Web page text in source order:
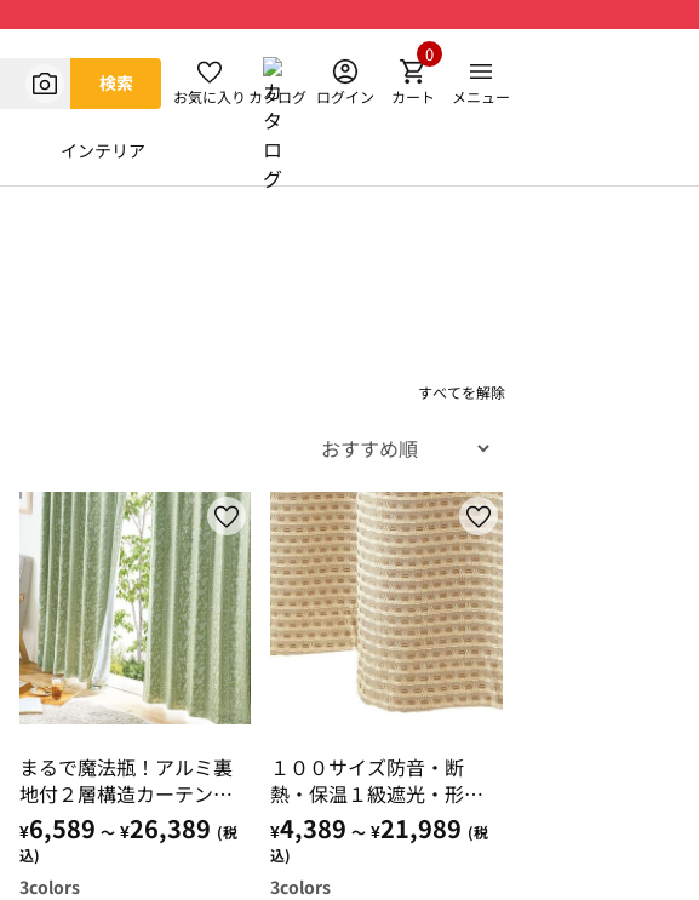
検索
お気に入り カタログ ログイン カート
0
メニュー
インテリア
すべてを解除
まるで魔法瓶！アルミ裏
地付２層構造カーテンセ
ット
¥6,589 ～ ¥26,389 (税
込)
3colors
１００サイズ防音・断
熱・保温１級遮光・形状
記憶付カーテン ベージ
ュ・アイボリー・ローズ
ピンク
¥4,389 ～ ¥21,989 (税
込)
3colors